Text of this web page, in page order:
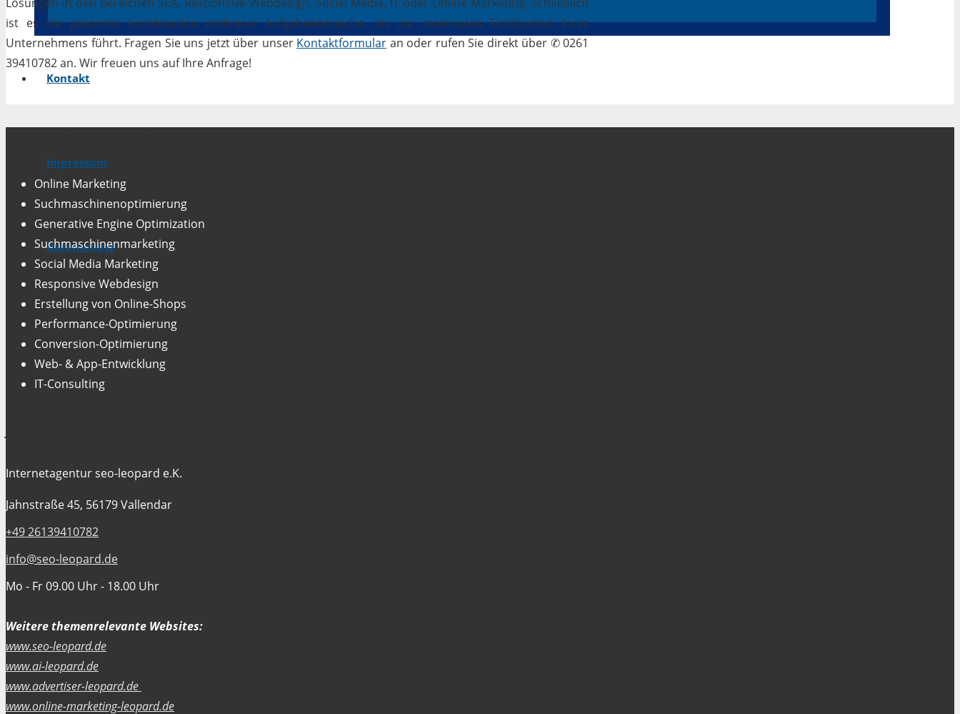
Kontakt
Impressum
Datenschutz
Lösungen in den Bereichen SEA, Responsive Webdesign, Social Media, IT oder Online Marketing. Schließlich
ist es die gekonnte Kombination mehrerer Aufgabenbereiche, die zur maximalen Sichtbarkeit Ihres
Unternehmens führt. Fragen Sie uns jetzt über unser Kontaktformular an oder rufen Sie direkt über ✆ 0261
39410782 an. Wir freuen uns auf Ihre Anfrage!
Online Marketing
Suchmaschinenoptimierung
Generative Engine Optimization
Suchmaschinenmarketing
Social Media Marketing
Responsive Webdesign
Erstellung von Online-Shops
Performance-Optimierung
Conversion-Optimierung
Web- & App-Entwicklung
IT-Consulting
Internetagentur seo-leopard e.K.
Jahnstraße 45, 56179 Vallendar
+49 26139410782
info@seo-leopard.de
Mo - Fr 09.00 Uhr - 18.00 Uhr
Weitere themenrelevante Websites:
www.seo-leopard.de
www.ai-leopard.de
www.advertiser-leopard.de
www.online-marketing-leopard.de